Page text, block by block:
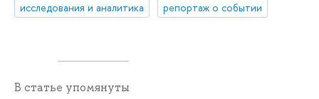
исследования и аналитика репортаж о событии
В статье упомянуты